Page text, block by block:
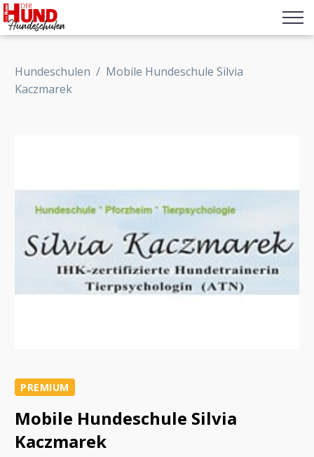
Hundeschulen / Mobile Hundeschule Silvia
Kaczmarek
PREMIUM
Mobile Hundeschule Silvia
Kaczmarek